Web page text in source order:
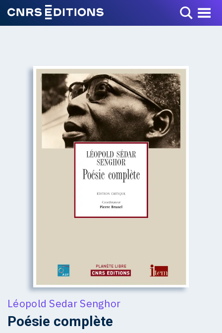
Toggle Menu
+
Léopold Sedar Senghor
Poésie complète